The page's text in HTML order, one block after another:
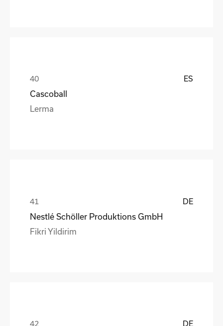
ES
Cascoball
Lerma
DE
Nestlé Schöller Produktions GmbH
Fikri Yildirim
DE